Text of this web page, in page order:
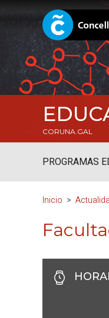
CORUNA.GAL
PROGRAMAS
Inicio